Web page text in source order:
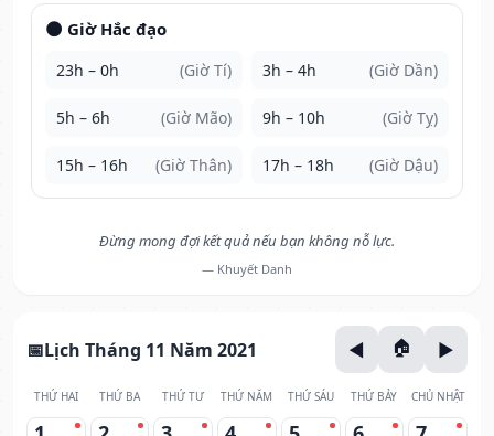
🌑 Giờ Hắc đạo
23h – 0h (Giờ Tí) 3h – 4h (Giờ Dần)
5h – 6h (Giờ Mão) 9h – 10h (Giờ Tỵ)
15h – 16h (Giờ Thân) 17h – 18h (Giờ Dậu)
Đừng mong đợi kết quả nếu bạn không nỗ lực.
— Khuyết Danh
Lịch Tháng 11 Năm 2021
THỨ HAI THỨ BA THỨ TƯ THỨ NĂM THỨ SÁU THỨ BẢY CHỦ NHẬT